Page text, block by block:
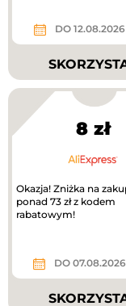
DO
8 zł
Okazja! Zniżka na
ponad 73 zł z kodem
rabatowym!
DO